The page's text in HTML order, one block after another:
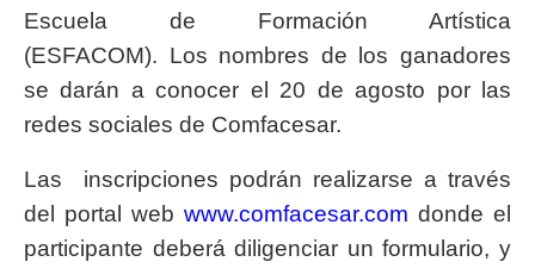
Escuela de Formación Artística
(ESFACOM). Los nombres de los ganadores
se darán a conocer el 20 de agosto por las
redes sociales de Comfacesar.
Las inscripciones podrán realizarse a través
del portal web www.comfacesar.com donde el
participante deberá diligenciar un formulario, y